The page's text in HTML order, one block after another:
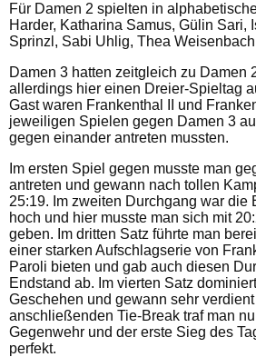
Für Damen 2 spielten in
Harder, Katharina Samus, Gülin Sari,
Sprinzl, Sabi Uhlig, Thea Weisenbach
Damen 3 hatten zeitgleich zu Damen
allerdings hier einen Dreier-Spieltag
Gast waren Frankenthal II und
jeweiligen Spielen gegen Damen 3
gegen einander antreten mussten.
Im ersten Spiel gegen musste man
antreten und gewann nach tollen
25:19. Im zweiten Durchgang war die
hoch und hier musste man sich mit
geben. Im dritten Satz führte man
einer starken Aufschlagserie von
Paroli bieten und gab auch diesen
Endstand ab. Im vierten Satz
Geschehen und gewann sehr
anschließenden Tie-Break traf man
Gegenwehr und der erste Sieg des
perfekt.